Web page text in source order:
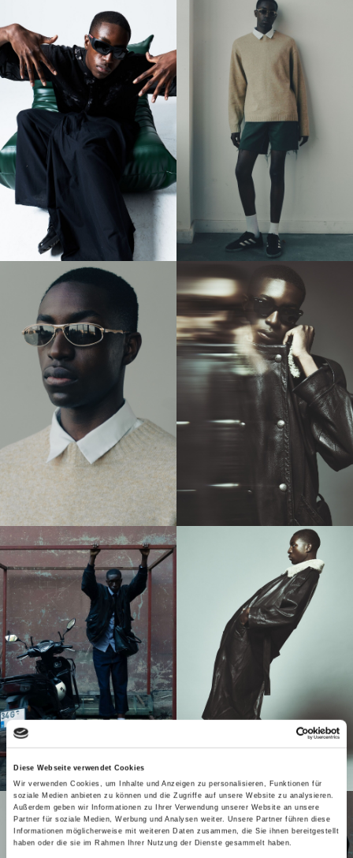
Diese Webseite verwendet Cookies
Wir verwenden Cookies, um Inhalte und Anzeigen zu personalisieren, Funktionen für
soziale Medien anbieten zu können und die Zugriffe auf unsere Website zu analysieren.
Außerdem geben wir Informationen zu Ihrer Verwendung unserer Website an unsere
Partner für soziale Medien, Werbung und Analysen weiter. Unsere Partner führen diese
Informationen möglicherweise mit weiteren Daten zusammen, die Sie ihnen bereitgestellt
haben oder die sie im Rahmen Ihrer Nutzung der Dienste gesammelt haben.